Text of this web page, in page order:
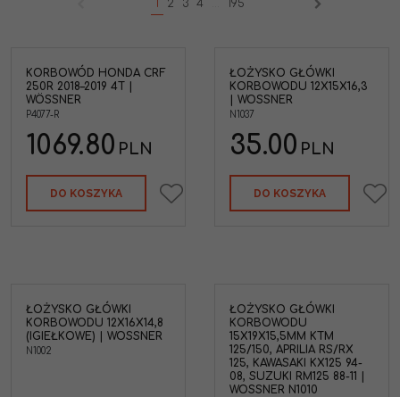
1 2 3 4 195
KORBOWÓD HONDA CRF
250R 2018–2019 4T |
WÖSSNER
P4077-R
1069.80 PLN
DO KOSZYKA
Wossner N1037 Łożysko
główki korbowodu
12mm
Średnica zewnętrzna
Marka pojazdu
Odpowiednik : 93310-11268
ŁOŻYSKO GŁÓWKI
KORBOWODU 12X15X16,3
| WOSSNER
N1037
35.00 PLN
DO KOSZYKA
ŁOŻYSKO GŁÓWKI
KORBOWODU 12X16X14,8
(IGIEŁKOWE) | WOSSNER
N1002
ŁOŻYSKO GŁÓWKI
KORBOWODU
15X19X15,5MM KTM
125/150, APRILIA RS/RX
125, KAWASAKI KX125 94-
08, SUZUKI RM125 88-11 |
WOSSNER N1010